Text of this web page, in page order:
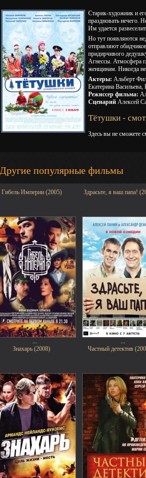
Старик-художник и
праздновать нечего.
Им удается
Но тут появляются
отправляют
придирчивого
Агнессы. Атмосфера
женщинам. Никогда не
Актеры: Альберт
Екатерина
Режиссер фильма:
Сценарий Алексей
Тётушки -
Здесь вы не сможете
Другие популярные фильмы
Гибель Империи (2005)
...
Здрасьте, я ваш папа!
...
Знахарь (2008)
Частный детектив